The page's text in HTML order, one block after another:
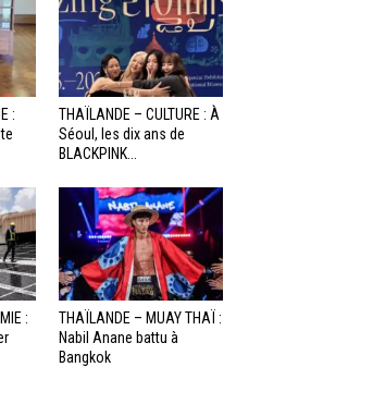
:
THAÏLANDE – CULTURE : À
Séoul, les dix ans de
BLACKPINK...
:
THAÏLANDE – MUAY THAÏ :
Nabil Anane battu à
Bangkok